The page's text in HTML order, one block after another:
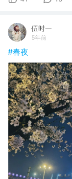
伍时一
5年前
#春夜